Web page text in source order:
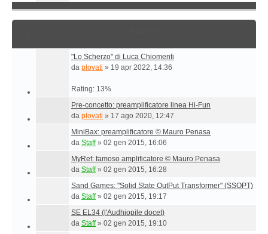
"Lo Scherzo" di Luca Chiomenti
da plovati » 19 apr 2022, 14:36
Rating: 13%
Pre-concetto: preamplificatore linea Hi-Fun
da plovati » 17 ago 2020, 12:47
MiniBax: preamplificatore © Mauro Penasa
da Staff» 02 gen 2015, 16:06
MyRef: famoso amplificatore © Mauro Penasa
da Staff» 02 gen 2015, 16:28
Sand Games: "Solid State OutPut Transformer" (SSOPT)
da Staff» 02 gen 2015, 19:17
SE EL34 (l'Audhiopile docet)
da Staff» 02 gen 2015, 19:10